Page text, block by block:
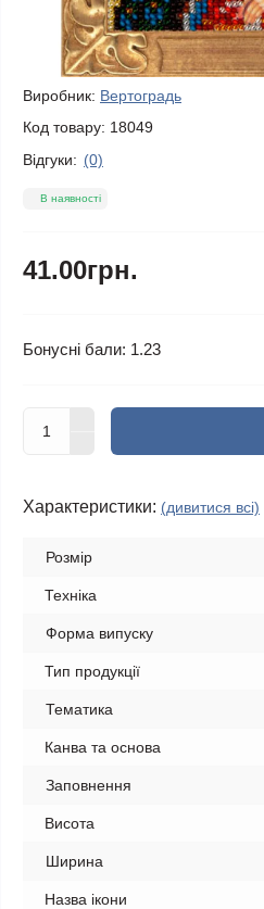
Виробник: Вертоградь
Код товару: 18049
Відгуки: (0)
В наявності
41.00грн.
Бонусні бали: 1.23
Характеристики: (дивитися всі)
Розмір
Техніка
Форма випуску
Тип продукції
Тематика
Канва та основа
Заповнення
Висота
Ширина
Назва ікони